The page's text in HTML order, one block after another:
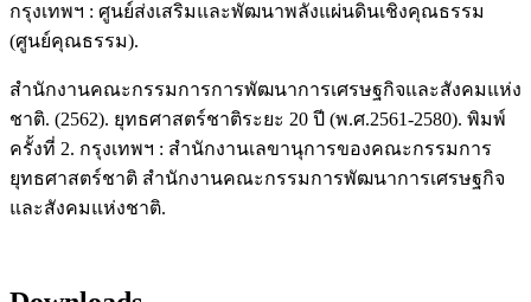
กรุงเทพฯ : ศูนย์ส่งเสริมและพัฒนาพลังแผ่นดินเชิงคุณธรรม
(ศูนย์คุณธรรม).
สำนักงานคณะกรรมการการพัฒนาการเศรษฐกิจและสังคมแห่ง
ชาติ. (2562). ยุทธศาสตร์ชาติระยะ 20 ปี (พ.ศ.2561-2580). พิมพ์
ครั้งที่ 2. กรุงเทพฯ : สำนักงานเลขานุการของคณะกรรมการ
ยุทธศาสตร์ชาติ สำนักงานคณะกรรมการพัฒนาการเศรษฐกิจ
และสังคมแห่งชาติ.